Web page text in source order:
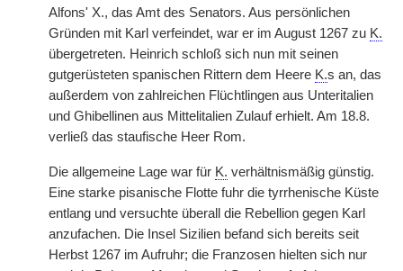
Alfons' X., das Amt des Senators. Aus persönlichen
Gründen mit Karl verfeindet, war er im August 1267 zu K.
übergetreten. Heinrich schloß sich nun mit seinen
gutgerüsteten spanischen Rittern dem Heere K.s an, das
außerdem von zahlreichen Flüchtlingen aus Unteritalien
und Ghibellinen aus Mittelitalien Zulauf erhielt. Am 18.8.
verließ das staufische Heer Rom.
Die allgemeine Lage war für K. verhältnismäßig günstig.
Eine starke pisanische Flotte fuhr die tyrrhenische Küste
entlang und versuchte überall die Rebellion gegen Karl
anzufachen. Die Insel Sizilien befand sich bereits seit
Herbst 1267 im Aufruhr; die Franzosen hielten sich nur